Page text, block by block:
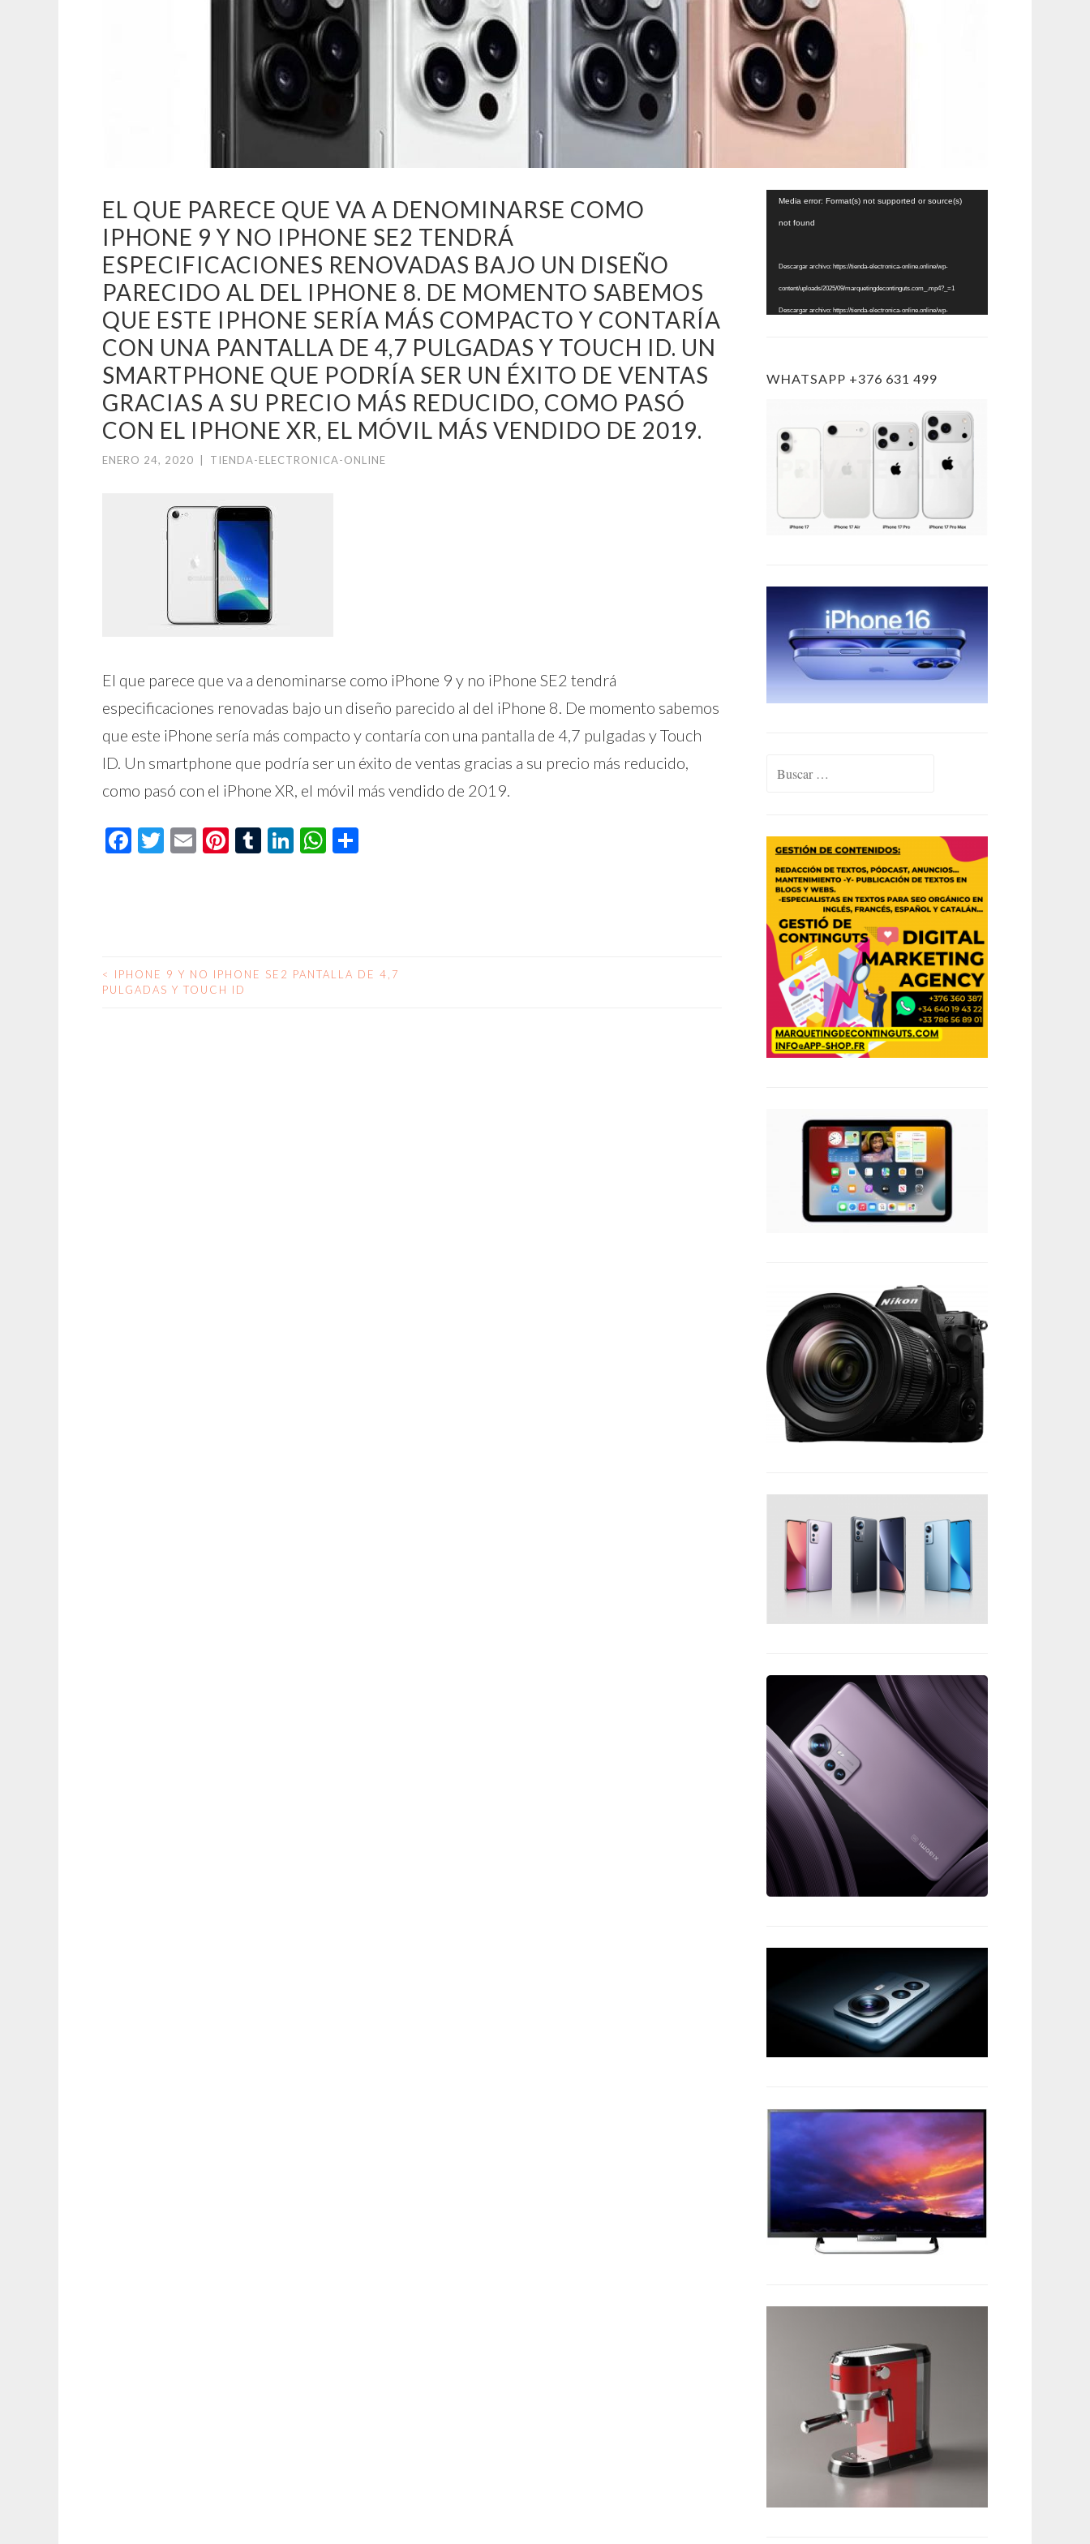
EL QUE PARECE QUE VA A DENOMINARSE COMO
IPHONE 9 Y NO IPHONE SE2 TENDRÁ
ESPECIFICACIONES RENOVADAS BAJO UN DISEÑO
PARECIDO AL DEL IPHONE 8. DE MOMENTO SABEMOS
QUE ESTE IPHONE SERÍA MÁS COMPACTO Y CONTARÍA
CON UNA PANTALLA DE 4,7 PULGADAS Y TOUCH ID. UN
SMARTPHONE QUE PODRÍA SER UN ÉXITO DE VENTAS
GRACIAS A SU PRECIO MÁS REDUCIDO, COMO PASÓ
CON EL IPHONE XR, EL MÓVIL MÁS VENDIDO DE 2019.
ENERO 24, 2020 TIENDA-ELECTRONICA-ONLINE
El que parece que va a denominarse como iPhone 9 y no iPhone SE2 tendrá
especificaciones renovadas bajo un diseño parecido al del iPhone 8. De momento sabemos
que este iPhone sería más compacto y contaría con una pantalla de 4,7 pulgadas y Touch
ID. Un smartphone que podría ser un éxito de ventas gracias a su precio más reducido,
como pasó con el iPhone XR, el móvil más vendido de 2019.
Facebook
Twitter
EmailPinterest
Tumblr
LinkedIn
WhatsApp
NAVEGACIÓN
<
IPHONE 9 Y NO IPHONE SE2 PANTALLA DE 4,7
PULGADAS Y TOUCH ID
Reproductor
Media error: Format(s) not supported or source(s)
not found
Descargar archivo: https://tienda-electronica-online.online/wp-
content/uploads/2025/09/marquetingdecontinguts.com_.mp4?_=1
Descargar archivo: https://tienda-electronica-online.online/wp-
WHATSAPP +376 631 499